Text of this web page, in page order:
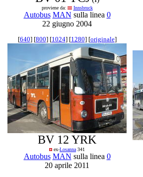
proviene da: Innsbruck
Autobus MAN sulla linea 0
22 giugno 2004
[640] [800] [1024] [1280] [originale]
BV 12 YRK
ex-Losanna 341
Autobus MAN sulla linea 0
20 aprile 2011